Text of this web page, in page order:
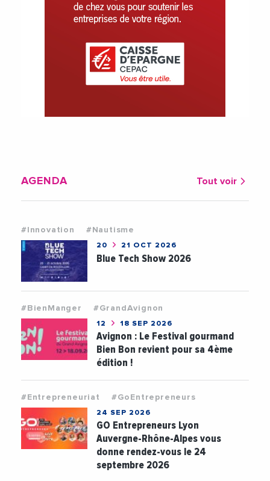
AGENDA Tout voir
#Innovation #Nautisme
20 21 OCT 2026
Blue Tech Show 2026
#BienManger #GrandAvignon
12 18 SEP 2026
Avignon : Le Festival gourmand
Bien Bon revient pour sa 4ème
édition !
#Entrepreneuriat #GoEntrepreneurs
24 SEP 2026
GO Entrepreneurs Lyon
Auvergne-Rhône-Alpes vous
donne rendez-vous le 24
septembre 2026